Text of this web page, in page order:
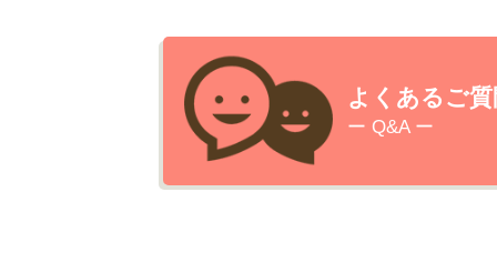
よくあるご質
ー Q&A ー